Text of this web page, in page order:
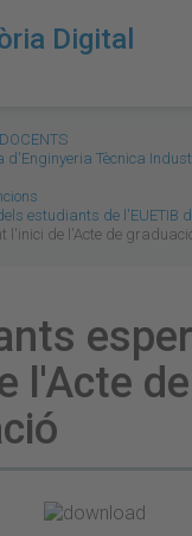
Digital
d'Enginyeria Tècnica
estudiants de l'EUETIB
l'inici de l'Acte de
l'Acte de